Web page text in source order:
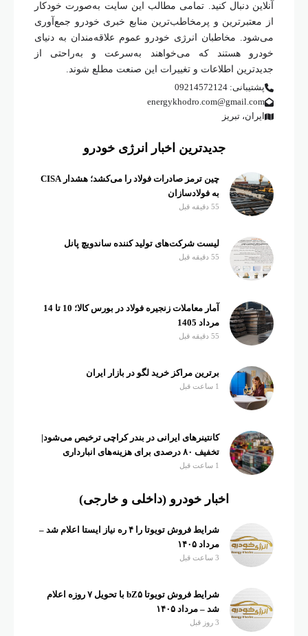
آنلاین دنبال کنید. تمامی مطالب این سایت به‌صورت خودکار
از معتبرترین و پرمخاطب‌ترین منابع خبری خودرو جمع‌آوری
می‌شود. مخاطبان انرژی خودرو عموم علاقه‌مندان به دنیای
خودرو هستند که می‌خواهند به‌سرعت و به‌راحتی از
جدیدترین اطلاعات و تغییرات این صنعت مطلع شوند.
پشتیبانی: 09214572124
energykhodro.com@gmail.com
ایران، تبریز
جدیدترین اخبار انرژی خودرو
چین ترمز صادرات فولاد را می‌کشد؛ هشدار CISA
به فولادسازان
55 دقیقه قبل
لیست شرکت‌های تولید کننده ساندویچ پانل
55 دقیقه قبل
آمار معاملات زنجیره فولاد در بورس کالا؛ 10 تا 14
مرداد 1405
55 دقیقه قبل
برترین مراکز خرید لگو در بازار ایران
1 ساعت قبل
کانتینرهای ایرانی در بندر کراچی ترخیص می‌شود|
تخفیف ۸۰ درصدی برای هزینه‌های انبارداری
1 ساعت قبل
اخبار خودرو (داخلی و خارجی)
شرایط فروش تویوتا را ۴ ره نیاز ایستا اعلام شد –
مرداد ۱۴۰۵
3 ساعت قبل
شرایط فروش تویوتا bZ۵ با تحویل ۷ روزه اعلام
شد – مرداد ۱۴۰۵
3 روز قبل